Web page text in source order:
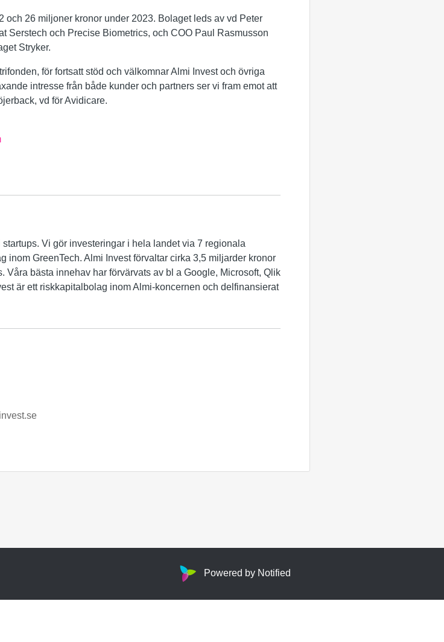
26 miljoner kronor under 2023. Bolaget leds av vd Peter
Serstech och Precise Biometrics, och COO Paul Rasmusson
Stryker.
för fortsatt stöd och välkomnar Almi Invest och övriga
intresse från både kunder och partners ser vi fram emot att
vd för Avidicare.
Vi gör investeringar i hela landet via 7 regionala
inom GreenTech. Almi Invest förvaltar cirka 3,5 miljarder kronor
Våra bästa innehav har förvärvats av bl a Google, Microsoft, Qlik
är ett riskkapitalbolag inom Almi-koncernen och delfinansierat
Powered by Notified